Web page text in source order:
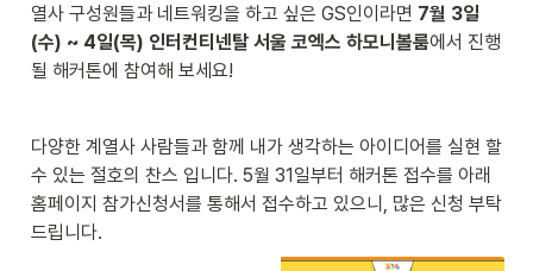
열사 구성원들과 네트워킹을 하고 싶은 GS인이라면 7월 3일
(수) ~ 4일(목) 인터컨티넨탈 서울 코엑스 하모니볼룸에서 진행
될 해커톤에 참여해 보세요!
다양한 계열사 사람들과 함께 내가 생각하는 아이디어를 실현 할
수 있는 절호의 찬스 입니다. 5월 31일부터 해커톤 접수를 아래
홈페이지 참가신청서를 통해서 접수하고 있으니, 많은 신청 부탁
드립니다.